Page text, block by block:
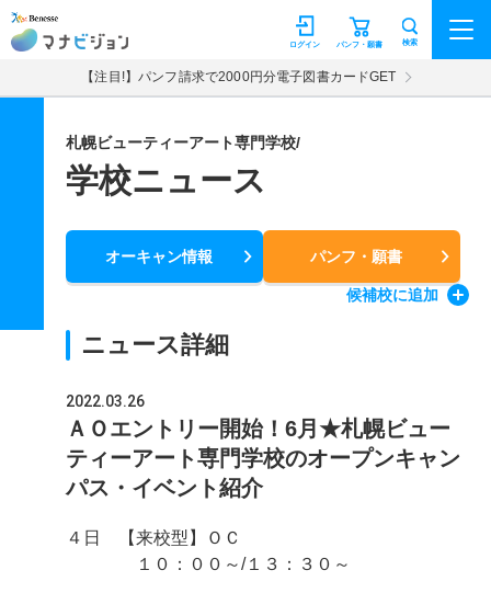
マナビジョン パンフ・願書
ログイン 検索
【注目!】パンフ請求で2000円分電子図書カードGET
札幌ビューティーアート専門学校/
学校ニュース
オーキャン情報 パンフ・願書
候補校に追加
ニュース詳細
2022.03.26
ＡＯエントリー開始！6月★札幌ビュー
ティーアート専門学校のオープンキャン
パス・イベント紹介
４日 【来校型】ＯＣ
１０：００～/１３：３０～